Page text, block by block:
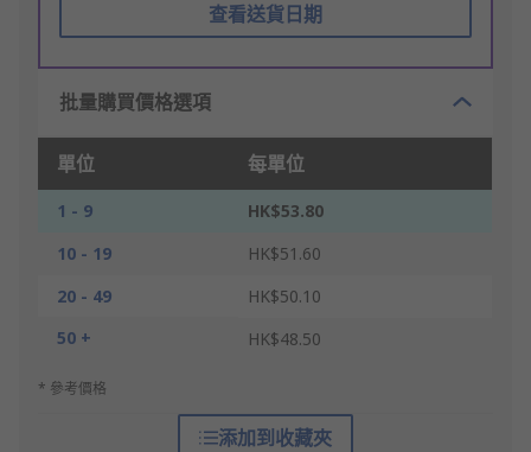
查看送貨日期
批量購買價格選項
單位 每單位
1 - 9
HK$53.80
10 - 19
HK$51.60
20 - 49
HK$50.10
50 +
HK$48.50
* 參考價格
添加到收藏夾